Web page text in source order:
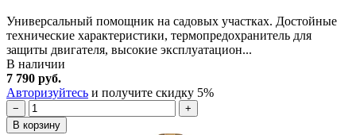
Универсальный помощник на садовых участках. Достойные
технические характеристики, термопредохранитель для
защиты двигателя, высокие эксплуатацион...
В наличии
7 790 руб.
Авторизуйтесь и получите скидку 5%
−
+
В корзину